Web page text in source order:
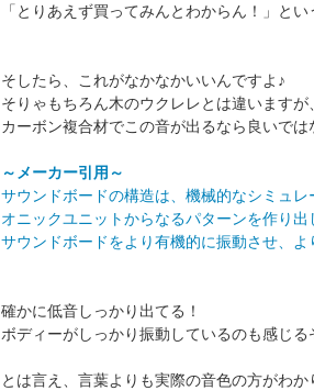
「とりあえず買ってみんとわからん！」とい
そしたら、これがなかなかいいんですよ♪
そりゃもちろん木のウクレレとは違いますが、
カーボン複合材でこの音が出るなら良いでは
～メーカー引用～
サウンドボードの構造は、機械的なシミュ
オニックユニットからなるパターンを作り
サウンドボードをより有機的に振動させ、よ
確かに低音しっかり出てる！
ボディーがしっかり振動しているのも感じる
とは言え、言葉よりも実際の音色の方がわか